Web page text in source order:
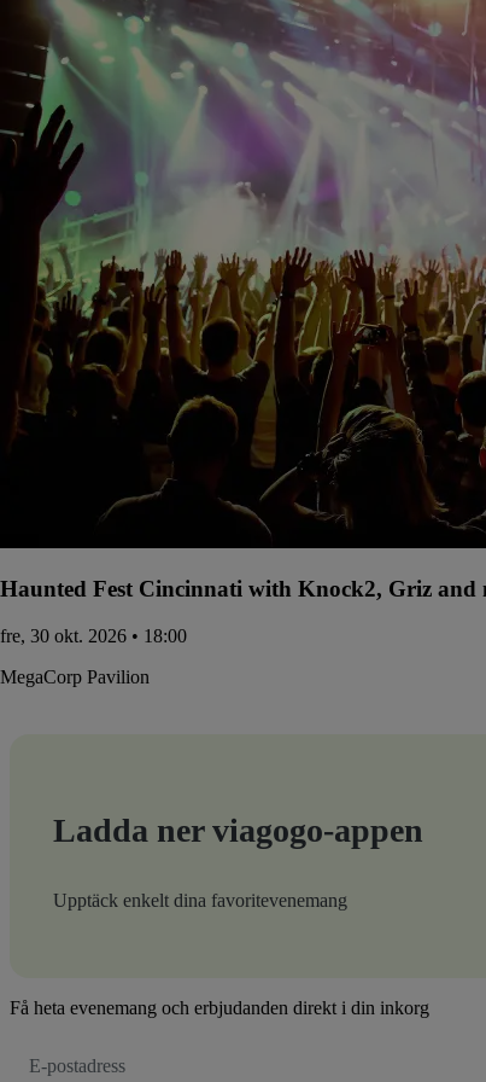
Haunted Fest Cincinnati with Knock2, Griz and
fre, 30 okt. 2026 • 18:00
MegaCorp Pavilion
Ladda ner viagogo-appen
Upptäck enkelt dina favoritevenemang
Få heta evenemang och erbjudanden direkt i din inkorg
postadress